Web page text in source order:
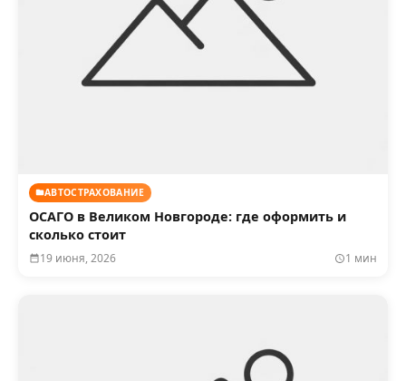
АВТОСТРАХОВАНИЕ
ОСАГО в Великом Новгороде: где оформить и
сколько стоит
19 июня, 2026 1 мин